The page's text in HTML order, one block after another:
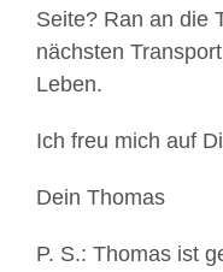
Seite? Ran an die
nächsten
Leben.
Ich freu mich auf
Dein Thomas
P. S.: Thomas ist
Mit
dem
des
akzeptieren
die